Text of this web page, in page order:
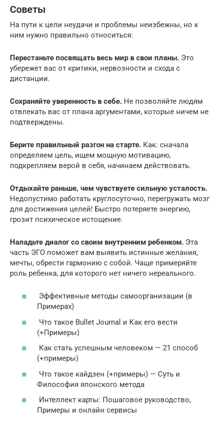
Советы
На пути к цели неудачи и проблемы неизбежны, но к
ним нужно правильно относиться:
Перестаньте посвящать весь мир в свои планы. Это
убережет вас от критики, нервозности и схода с
дистанции.
Сохраняйте уверенность в себе. Не позволяйте людям
отвлекать вас от плана аргументами, которые ничем не
подтверждены.
Берите правильный разгон на старте. Как: сначала
определяем цель, ищем мощную мотивацию,
подкрепляем верой в себя, начинаем действовать.
Отдыхайте раньше, чем чувствуете сильную усталость.
Недопустимо работать круглосуточно, перегружать мозг
для достижения целей! Быстро потеряете энергию,
грозит психическое истощение.
Наладьте диалог со своим внутренним ребенком. Эта
часть ЭГО поможет вам выявить истинные желания,
мечты, обрести гармонию с собой. Чаще примеряйте
роль ребенка, для которого нет ничего нереального.
Эффективные методы самоорганизации (в
Примерах)
Что такое Bullet Journal и Как его вести
(+Примеры)
Как стать успешным человеком — 21 способ
(+примеры)
Что такое кайдзен (+примеры) — Суть и
Философия японского метода
Интеллект карты: Пошаговое руководство,
Примеры и онлайн сервисы